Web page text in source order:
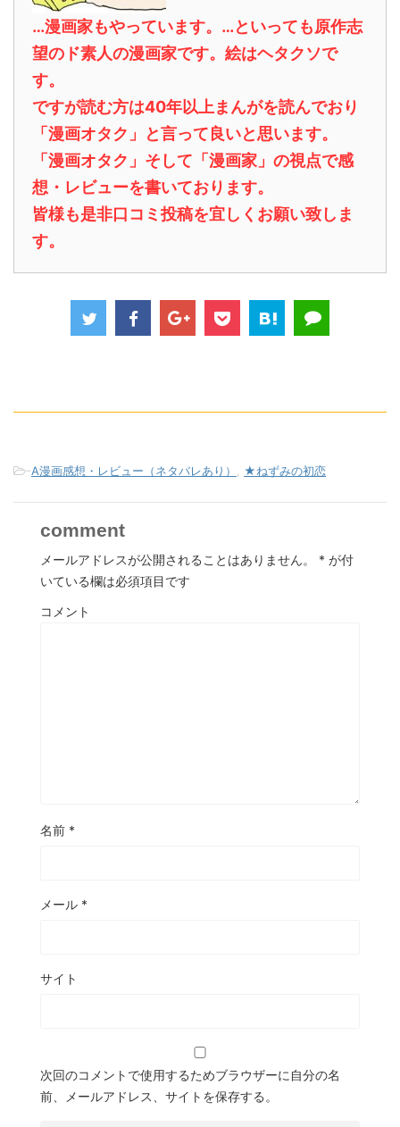
…漫画家もやっています。…といっても原作志
望のド素人の漫画家です。絵はヘタクソで
す。
ですが読む方は40年以上まんがを読んでおり
「漫画オタク」と言って良いと思います。
「漫画オタク」そして「漫画家」の視点で感
想・レビューを書いております。
皆様も是非口コミ投稿を宜しくお願い致しま
す。
-A漫画感想・レビュー（ネタバレあり） ★ねずみの初恋
comment
メールアドレスが公開されることはありません。 * が付
いている欄は必須項目です
コメント
名前 *
メール *
サイト
次回のコメントで使用するためブラウザーに自分の名
前、メールアドレス、サイトを保存する。